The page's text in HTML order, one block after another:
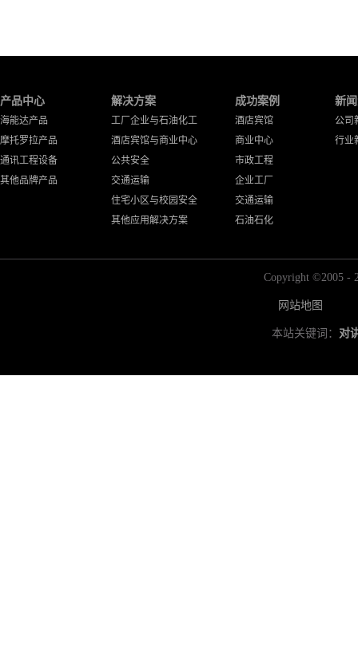
产品中心
海能达产品
摩托罗拉产品
通讯工程设备
其他品牌产品
解决方案
工厂企业与石油化工
酒店宾馆与商业中心
公共安全
交通运输
住宅小区与校园安全
其他应用解决方案
成功案例
酒店宾馆
商业中心
市政工程
企业工厂
交通运输
石油石化
新
公司
行业
Copyright ©2005 -
网站地图
本站关键词： 对